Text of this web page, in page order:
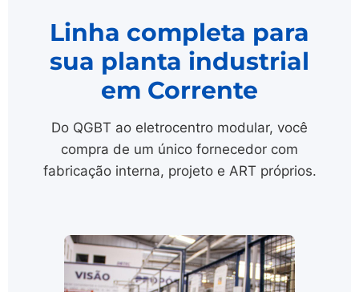
Linha completa para
sua planta industrial
em Corrente
Do QGBT ao eletrocentro modular, você
compra de um único fornecedor com
fabricação interna, projeto e ART próprios.